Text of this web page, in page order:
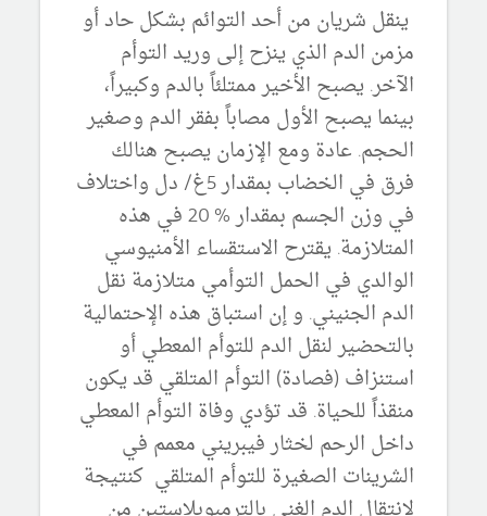
ينقل شريان من أحد التوائم بشكل حاد أو
مزمن الدم الذي ينزح إلى وريد التوأم
الآخر. يصبح الأخير ممتلئاً بالدم وكبيراً،
بينما يصبح الأول مصاباً بفقر الدم وصغير
الحجم. عادة ومع الإزمان يصبح هنالك
فرق في الخضاب بمقدار 5غ/ دل واختلاف
في وزن الجسم بمقدار % 20 في هذه
المتلازمة. يقترح الاستقساء الأمنيوسي
الوالدي في الحمل التوأمي متلازمة نقل
الدم الجنيني. و إن استباق هذه الإحتمالية
بالتحضير لنقل الدم للتوأم المعطي أو
استنزاف (فصادة) التوأم المتلقي قد يكون
منقذاً للحياة. قد تؤدي وفاة التوأم المعطي
داخل الرحم لخثار فيبريني معمم في
الشرينات الصغيرة للتوأم المتلقي كنتيجة